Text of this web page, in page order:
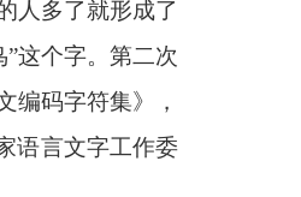
人多了就形成了
这个字。第二次
编码字符集》，
语言文字工作委